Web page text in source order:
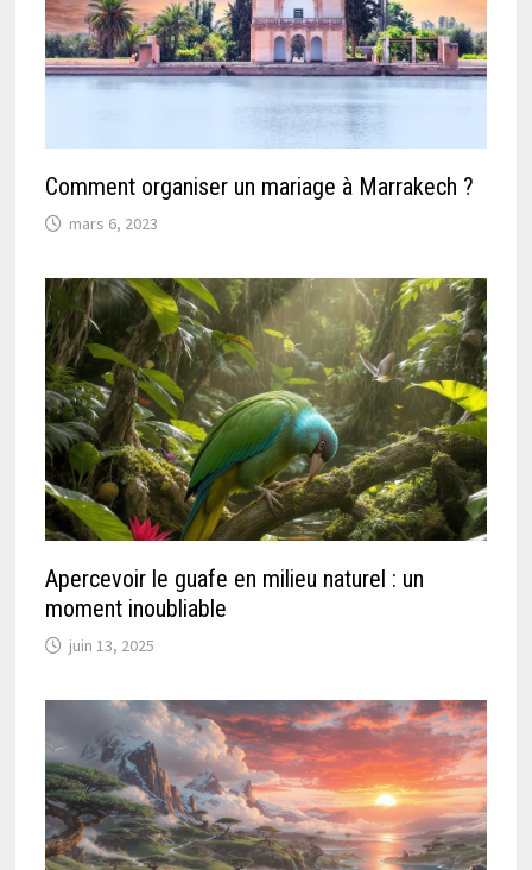
Comment organiser un mariage à Marrakech ?
mars 6, 2023
Apercevoir le guafe en milieu naturel : un
moment inoubliable
juin 13, 2025